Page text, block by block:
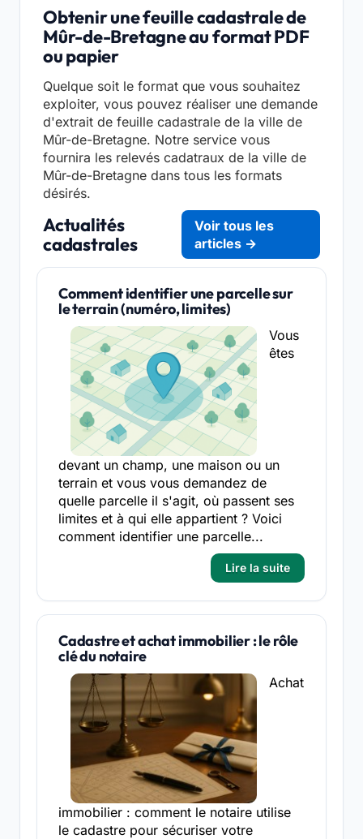
Obtenir une feuille cadastrale de
Mûr-de-Bretagne au format PDF
ou papier
Quelque soit le format que vous souhaitez
exploiter, vous pouvez réaliser une demande
d'extrait de feuille cadastrale de la ville de
Mûr-de-Bretagne. Notre service vous
fournira les relevés cadatraux de la ville de
Mûr-de-Bretagne dans tous les formats
désirés.
Actualités
cadastrales
Voir tous les
articles →
Comment identifier une parcelle sur
le terrain (numéro, limites)
Vous
êtes
devant un champ, une maison ou un
terrain et vous vous demandez de
quelle parcelle il s'agit, où passent ses
limites et à qui elle appartient ? Voici
comment identifier une parcelle...
Lire la suite
Cadastre et achat immobilier : le rôle
clé du notaire
Achat
immobilier : comment le notaire utilise
le cadastre pour sécuriser votre